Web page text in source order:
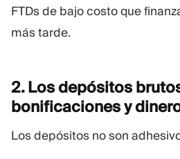
FTDs de bajo costo que
más tarde.
2. Los depósitos
bonificaciones y
Los depósitos no son